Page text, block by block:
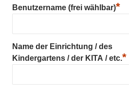
Benutzername (frei wählbar)*
Name der Einrichtung / des
Kindergartens / der KITA / etc.*